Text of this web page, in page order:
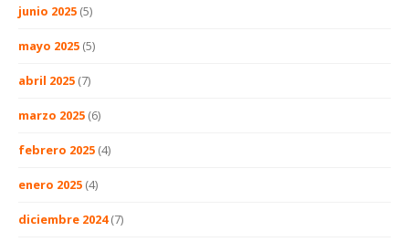
junio 2025 (5)
mayo 2025 (5)
abril 2025 (7)
marzo 2025 (6)
febrero 2025 (4)
enero 2025 (4)
diciembre 2024(7)